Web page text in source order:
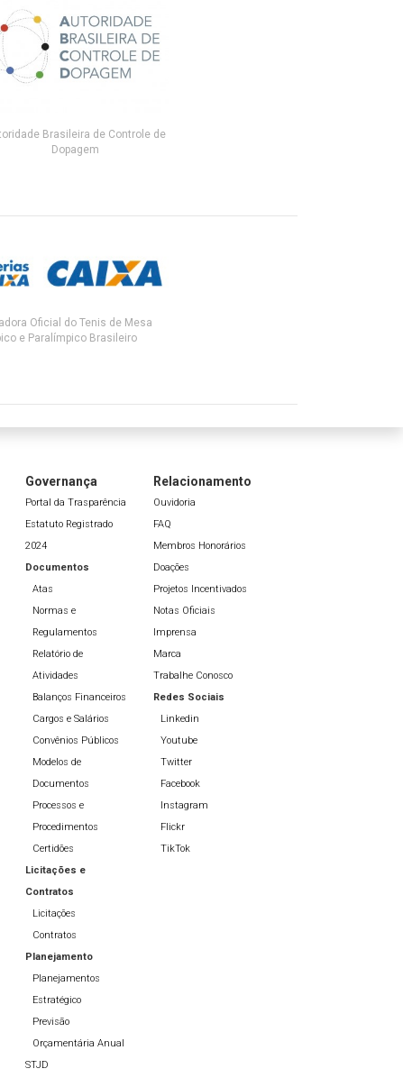
Brasileira de Controle de
Dopagem
Oficial do Tenis de Mesa
e Paralímpico Brasileiro
Governança
Portal da Trasparência
Estatuto Registrado
2024
Documentos
Atas
Normas e
Regulamentos
Relatório de
Atividades
Balanços Financeiros
Cargos e Salários
Convênios Públicos
Modelos de
Documentos
Processos e
Procedimentos
Certidões
Licitações e
Contratos
Licitações
Contratos
Planejamento
Planejamentos
Estratégico
Previsão
Orçamentária Anual
STJD
Relacionamento
Ouvidoria
FAQ
Membros Honorários
Doações
Projetos Incentivados
Notas Oficiais
Imprensa
Marca
Trabalhe Conosco
Redes Sociais
Linkedin
Youtube
Twitter
Facebook
Instagram
Flickr
TikTok